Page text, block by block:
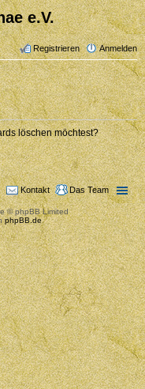
e.V.
Anmelden
Registrieren
löschen möchtest?
Das Team
Kontakt
© phpBB Limited
phpBB.de